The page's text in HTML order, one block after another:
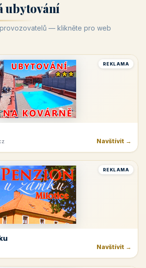
ubytování
— klikněte pro web
REKLAMA
Navštívit →
REKLAMA
Navštívit →